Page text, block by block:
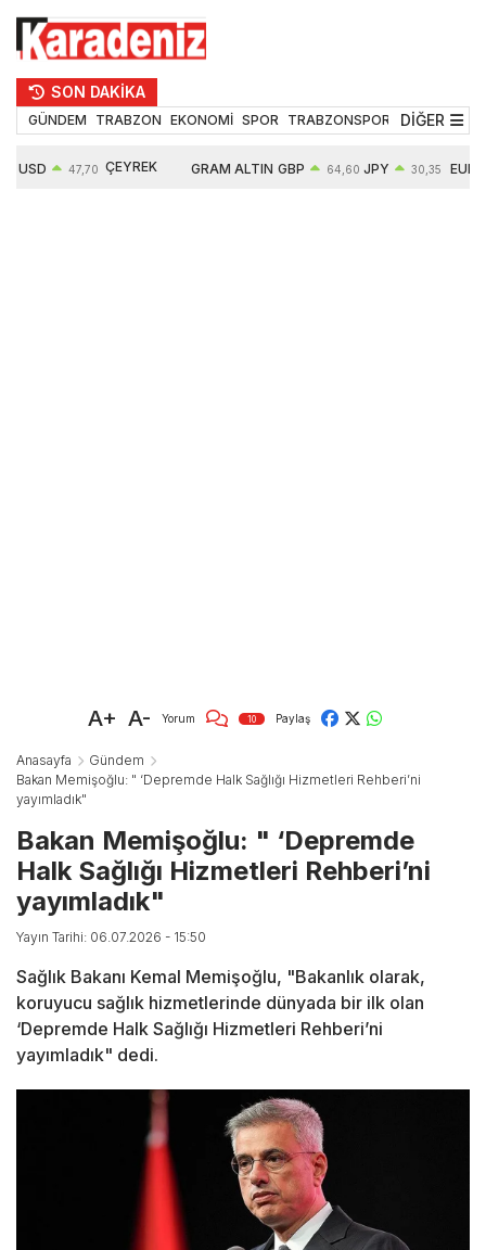
SON DAKİKA
GÜNDEM TRABZON EKONOMİ SPOR TRABZONSPOR TEKNOLOJİ
DİĞER
USD 47,70 ÇEYREK GRAM ALTIN GBP 64,60 JPY 30,35 EUR
A+ A- Yorum 10 Paylaş
Anasayfa
Gündem
Bakan Memişoğlu: " ‘Depremde Halk Sağlığı Hizmetleri Rehberi’ni
yayımladık"
Bakan Memişoğlu: " ‘Depremde
Halk Sağlığı Hizmetleri Rehberi’ni
yayımladık"
Yayın Tarihi: 06.07.2026 - 15:50
Sağlık Bakanı Kemal Memişoğlu, "Bakanlık olarak,
koruyucu sağlık hizmetlerinde dünyada bir ilk olan
‘Depremde Halk Sağlığı Hizmetleri Rehberi’ni
yayımladık" dedi.